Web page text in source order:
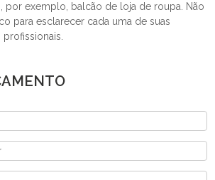
por exemplo, balcão de loja de roupa. Não
para esclarecer cada uma de suas